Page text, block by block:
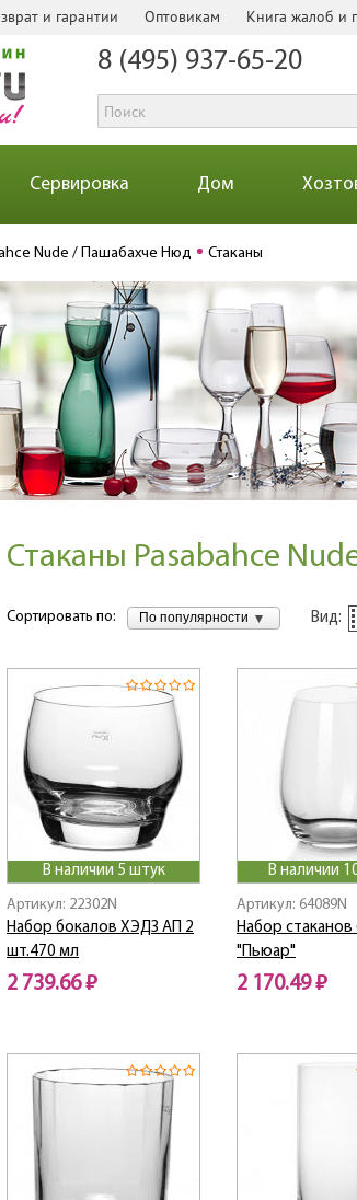
и гарантии Оптовикам Книга жалоб и
8 (495) 937-65-20
Сервировка Дом
Nude / Пашабахче Нюд Стаканы
Стаканы Pasabahce
Сортировать по: По популярности Вид:
В наличии 5 штук
Артикул: 22302N
Набор бокалов ХЭДЗ АП 2
шт.470 мл
2 739.66 ₽
В наличии
Артикул: 64089N
Набор стаканов
"Пьюар"
2 170.49 ₽